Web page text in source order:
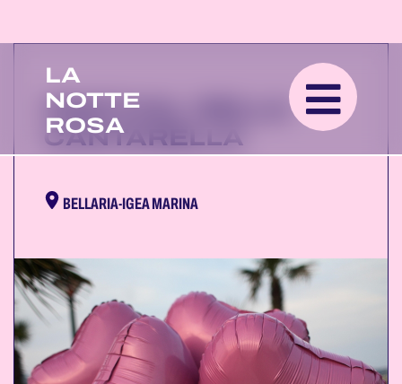
LA
NOTTE
ROSA
FESTIVAL DELLA
CANTARELLA
BELLARIA-IGEA MARINA